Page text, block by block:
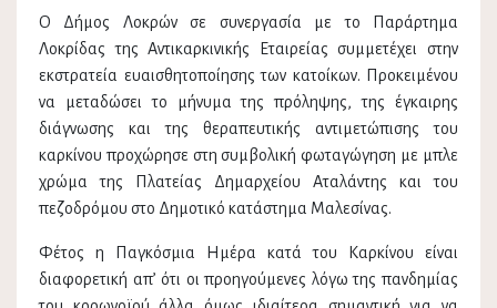
Ο Δήμος Λοκρών σε συνεργασία με το Παράρτημα
Λοκρίδας της Αντικαρκινικής Εταιρείας συμμετέχει στην
εκστρατεία ευαισθητοποίησης των κατοίκων. Προκειμένου
να μεταδώσει το μήνυμα της πρόληψης, της έγκαιρης
διάγνωσης και της θεραπευτικής αντιμετώπισης του
καρκίνου προχώρησε στη συμβολική φωταγώγηση με μπλε
χρώμα της Πλατείας Δημαρχείου Αταλάντης και του
πεζοδρόμου στο Δημοτικό κατάστημα Μαλεσίνας.
Φέτος η Παγκόσμια Ημέρα κατά του Καρκίνου είναι
διαφορετική απ’ ότι οι προηγούμενες λόγω της πανδημίας